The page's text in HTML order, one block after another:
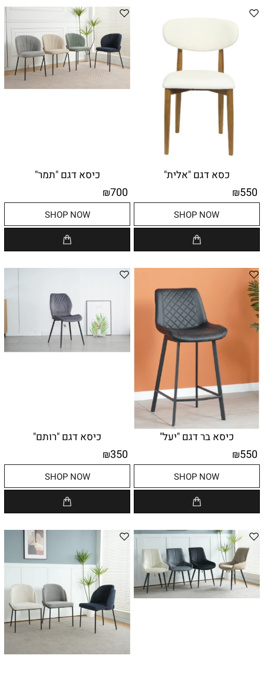
כסא דגם "אלית"
₪550
SHOP NOW
כיסא דגם "תמר"
₪700
SHOP NOW
כיסא בר דגם "יעל"
₪550
SHOP NOW
כיסא דגם "רותם"
₪350
SHOP NOW